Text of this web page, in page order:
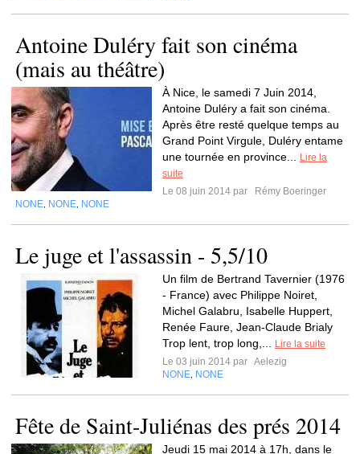
Antoine Duléry fait son cinéma
(mais au théâtre)
À Nice, le samedi 7 Juin 2014,
Antoine Duléry a fait son cinéma.
Après être resté quelque temps au
Grand Point Virgule, Duléry entame
une tournée en province...
Lire la
suite
Le 08 juin 2014 par
Rémy Boeringer
NONE NONE NONE
Le juge et l'assassin - 5,5/10
Un film de Bertrand Tavernier (1976
- France) avec Philippe Noiret,
Michel Galabru, Isabelle Huppert,
Renée Faure, Jean-Claude Brialy
Trop lent, trop long,...
Lire la suite
Le 03 juin 2014 par Aelezig
NONE NONE
Fête de Saint-Juliénas des prés 2014
Jeudi 15 mai 2014 à 17h, dans le